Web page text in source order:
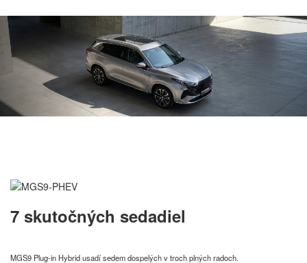
7 skutočných sedadiel
MGS9 Plug-in Hybrid usadí sedem dospelých v troch plných radoch.